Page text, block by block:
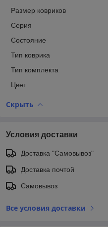
Размер ковриков
Серия
Состояние
Тип коврика
Тип комплекта
Цвет
Скрыть
Условия доставки
Доставка "Самовывоз"
Доставка почтой
Самовывоз
Все условия доставки